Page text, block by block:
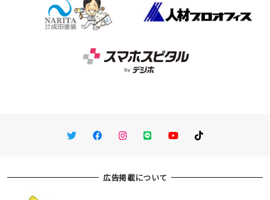
TwitterFacebookInstagram
LINE You TubeTikTok
広告掲載について